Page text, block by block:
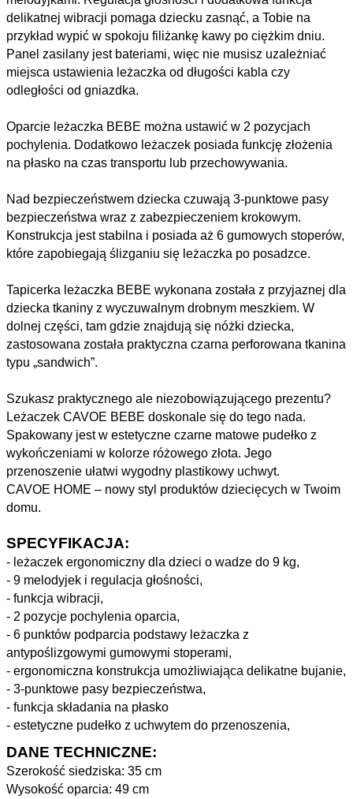
delikatnej wibracji pomaga dziecku zasnąć, a Tobie na
przykład wypić w spokoju filiżankę kawy po ciężkim dniu.
Panel zasilany jest bateriami, więc nie musisz uzależniać
miejsca ustawienia leżaczka od długości kabla czy
odległości od gniazdka.
Oparcie leżaczka BEBE można ustawić w 2 pozycjach
pochylenia. Dodatkowo leżaczek posiada funkcję złożenia
na płasko na czas transportu lub przechowywania.
Nad bezpieczeństwem dziecka czuwają 3-punktowe pasy
bezpieczeństwa wraz z zabezpieczeniem krokowym.
Konstrukcja jest stabilna i posiada aż 6 gumowych stoperów,
które zapobiegają ślizganiu się leżaczka po posadzce.
Tapicerka leżaczka BEBE wykonana została z przyjaznej dla
dziecka tkaniny z wyczuwalnym drobnym meszkiem. W
dolnej części, tam gdzie znajdują się nóżki dziecka,
zastosowana została praktyczna czarna perforowana tkanina
typu „sandwich”.
Szukasz praktycznego ale niezobowiązującego prezentu?
Leżaczek CAVOE BEBE doskonale się do tego nada.
Spakowany jest w estetyczne czarne matowe pudełko z
wykończeniami w kolorze różowego złota. Jego
przenoszenie ułatwi wygodny plastikowy uchwyt.
CAVOE HOME – nowy styl produktów dziecięcych w Twoim
domu.
SPECYFIKACJA:
- leżaczek ergonomiczny dla dzieci o wadze do 9 kg,
- 9 melodyjek i regulacja głośności,
- funkcja wibracji,
- 2 pozycje pochylenia oparcia,
- 6 punktów podparcia podstawy leżaczka z
antypoślizgowymi gumowymi stoperami,
- ergonomiczna konstrukcja umożliwiająca delikatne bujanie,
- 3-punktowe pasy bezpieczeństwa,
- funkcja składania na płasko
- estetyczne pudełko z uchwytem do przenoszenia,
DANE TECHNICZNE:
Szerokość siedziska: 35 cm
Wysokość oparcia: 49 cm